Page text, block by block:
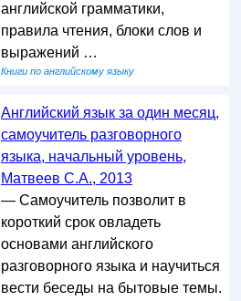
английской грамматики,
правила чтения, блоки слов и
выражений …
Книги по английскому языку
Английский язык за один месяц,
самоучитель разговорного
языка, начальный уровень,
Матвеев С.А., 2013
— Самоучитель позволит в
короткий срок овладеть
основами английского
разговорного языка и научиться
вести беседы на бытовые темы.